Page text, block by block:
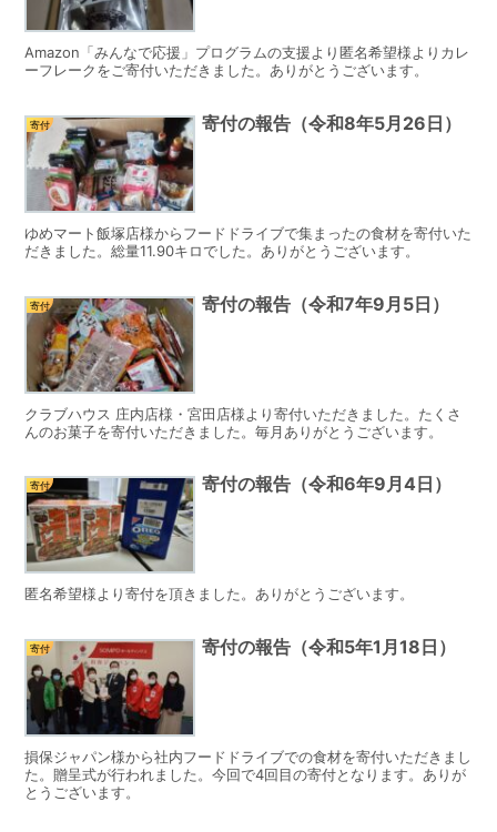
Amazon「みんなで応援」プログラムの支援より匿名希望様よりカレ
ーフレークをご寄付いただきました。ありがとうございます。
寄付 寄付の報告（令和8年5月26日）
ゆめマート飯塚店様からフードドライブで集まったの食材を寄付いた
だきました。総量11.90キロでした。ありがとうございます。
寄付 寄付の報告（令和7年9月5日）
クラブハウス 庄内店様・宮田店様より寄付いただきました。たくさ
んのお菓子を寄付いただきました。毎月ありがとうございます。
寄付 寄付の報告（令和6年9月4日）
匿名希望様より寄付を頂きました。ありがとうございます。
寄付 寄付の報告（令和5年1月18日）
損保ジャパン様から社内フードドライブでの食材を寄付いただきまし
た。贈呈式が行われました。今回で4回目の寄付となります。ありが
とうございます。